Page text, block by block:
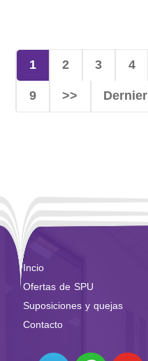
1 2 3 4
9
>> Dernier
Incio
Ofertas de SPU
Suposiciones y quejas
Contacto